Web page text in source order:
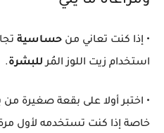
• إذا كنت تعاني من حساسية
استخدام زيت اللوز المُرللبشرة.
• اختبر أولا على بقعة صغيرة
خاصة إذا كنت تستخدمه لأول